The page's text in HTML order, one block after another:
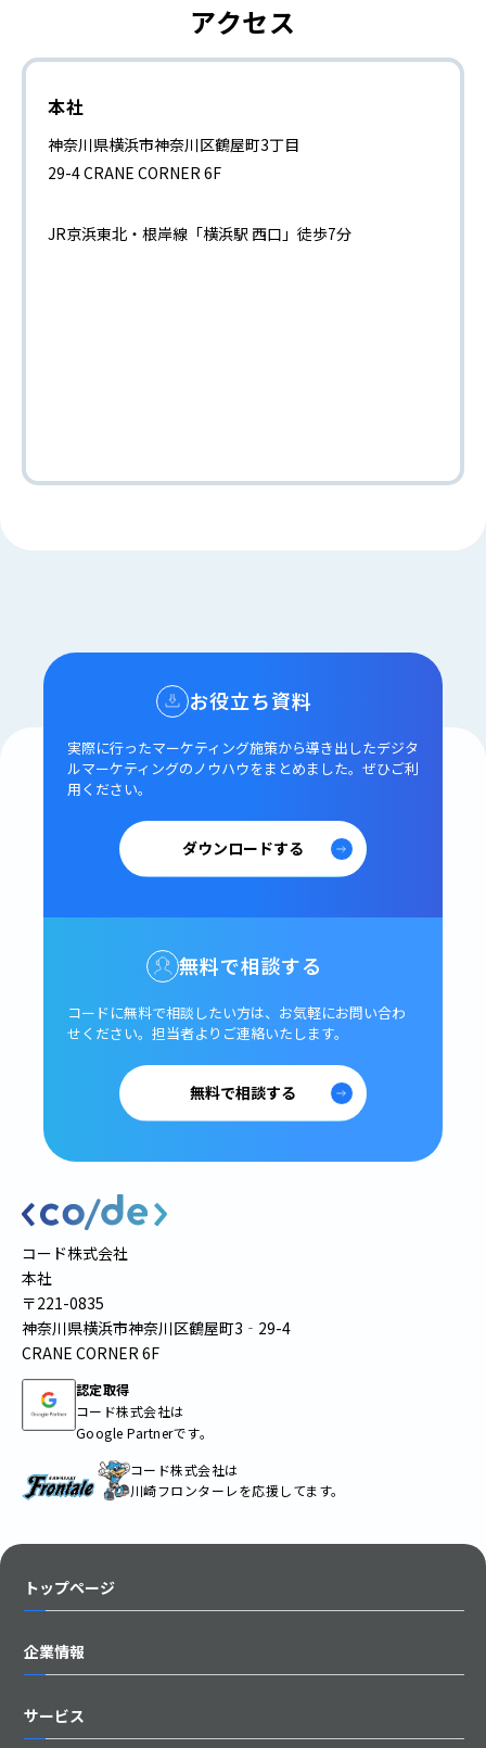
アクセス
本社
神奈川県横浜市神奈川区鶴屋町3丁目
29-4CRANE CORNER 6F
JR京浜東北・根岸線「横浜駅 西口」徒歩7分
お役立ち資料
実際に行ったマーケティング施策から導き出したデジタ
ルマーケティングのノウハウをまとめました。 ぜひご利
用ください。
ダウンロードする
無料で相談する
コードに無料で相談したい方は、 お気軽にお問い合わ
せください。 担当者よりご連絡いたします。
無料で相談する
コード株式会社
本社
〒221-0835
神奈川県横浜市神奈川区鶴屋町3‐29-4
CRANE CORNER 6F
認定取得
コード株式会社は
Google Partnerです。
コード株式会社は
川崎フロンターレを応援してます。
トップページ
企業情報
サービス